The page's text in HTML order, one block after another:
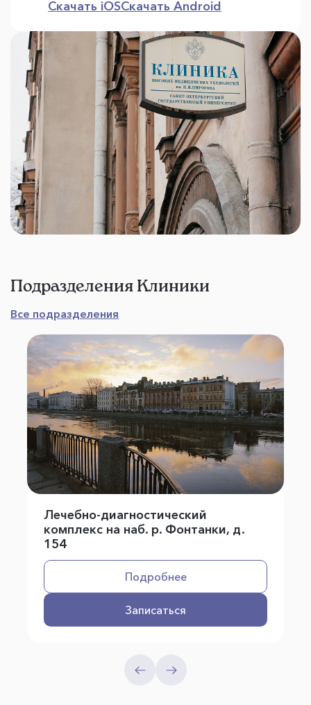
Скачать iOSСкачать Android
Подразделения Клиники
Все подразделения
Лечебно-диагностический
комплекс на наб. р. Фонтанки, д.
154
Подробнее
Записаться